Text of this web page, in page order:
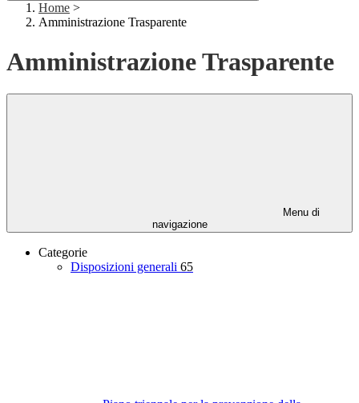
Home >
Amministrazione Trasparente
Amministrazione Trasparente
Menu di
navigazione
Categorie
Disposizioni generali 65